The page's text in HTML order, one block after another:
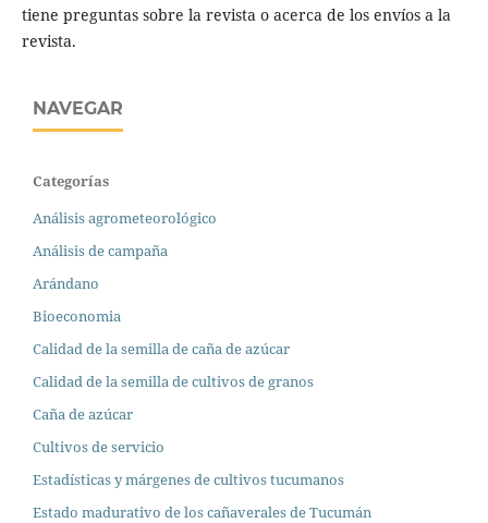
tiene preguntas sobre la revista o acerca de los envíos a la
revista.
NAVEGAR
Categorías
Análisis agrometeorológico
Análisis de campaña
Arándano
Bioeconomia
Calidad de la semilla de caña de azúcar
Calidad de la semilla de cultivos de granos
Caña de azúcar
Cultivos de servicio
Estadísticas y márgenes de cultivos tucumanos
Estado madurativo de los cañaverales de Tucumán